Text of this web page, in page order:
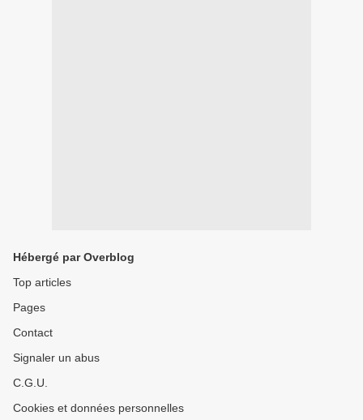
Hébergé par Overblog
Top articles
Pages
Contact
Signaler un abus
C.G.U.
Cookies et données personnelles